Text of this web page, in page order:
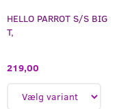
HELLO PARROT S/S BIG
T,
219,00